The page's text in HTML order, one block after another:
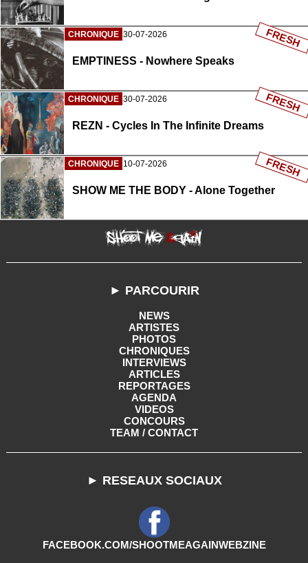
CHRONIQUE 30-07-2026
EMPTINESS - Nowhere Speaks
FRESH
CHRONIQUE 30-07-2026
REZN - Cycles In The Infinite Dreams
FRESH
CHRONIQUE 10-07-2026
SHOW ME THE BODY - Alone Together
FRESH
► PARCOURIR
NEWS
ARTISTES
PHOTOS
CHRONIQUES
INTERVIEWS
ARTICLES
REPORTAGES
AGENDA
VIDEOS
CONCOURS
TEAM / CONTACT
► RESEAUX SOCIAUX
FACEBOOK.COM/SHOOTMEAGAINWEBZINE